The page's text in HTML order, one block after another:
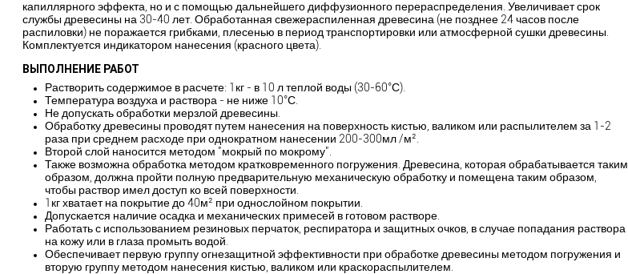
капиллярного эффекта, но и с помощью дальнейшего диффузионного перераспределения. Увеличивает срок
службы древесины на 30-40 лет. Обработанная свежераспиленная древесина (не позднее 24 часов после
распиловки) не поражается грибками, плесенью в период транспортировки или атмосферной сушки древесины.
Комплектуется индикатором нанесения (красного цвета).
ВЫПОЛНЕНИЕ РАБОТ
Растворить содержимое в расчете: 1кг - в 10 л теплой воды (30-60°С).
Температура воздуха и раствора - не ниже 10°С.
Не допускать обработки мерзлой древесины.
Обработку древесины проводят путем нанесения на поверхность кистью, валиком или распылителем за 1-2
раза при среднем расходе при однократном нанесении 200-300мл /м².
Второй слой наносится методом "мокрый по мокрому".
Также возможна обработка методом кратковременного погружения. Древесина, которая обрабатывается таким
образом, должна пройти полную предварительную механическую обработку и помещена таким образом,
чтобы раствор имел доступ ко всей поверхности.
1кг хватает на покрытие до 40м² при однослойном покрытии.
Допускается наличие осадка и механических примесей в готовом растворе.
Работать с использованием резиновых перчаток, респиратора и защитных очков, в случае попадания раствора
на кожу или в глаза промыть водой.
Обеспечивает первую группу огнезащитной эффективности при обработке древесины методом погружения и
вторую группу методом нанесения кистью, валиком или краскораспылителем.